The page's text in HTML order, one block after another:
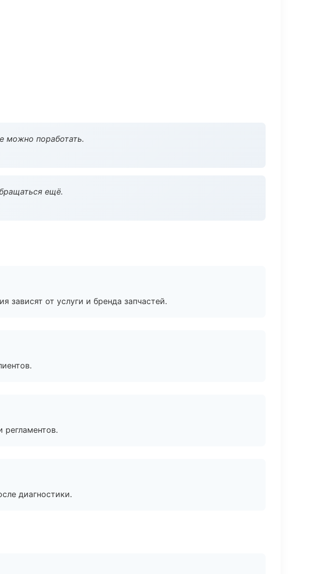
можно поработать.
ещё.
зависят от услуги и бренда запчастей.
диагностики.